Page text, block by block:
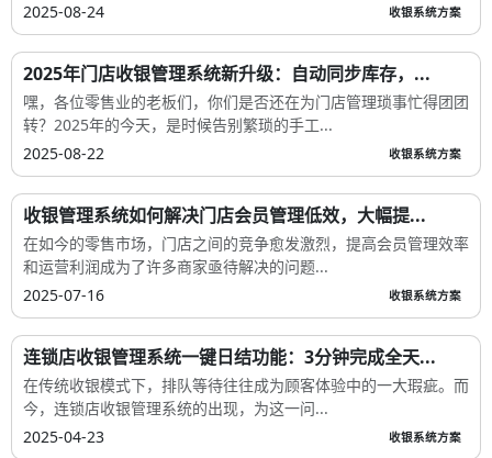
2025-08-24
收银系统方案
2025年门店收银管理系统新升级：自动同步库存，...
嘿，各位零售业的老板们，你们是否还在为门店管理琐事忙得团团
转？2025年的今天，是时候告别繁琐的手工...
2025-08-22
收银系统方案
收银管理系统如何解决门店会员管理低效，大幅提...
在如今的零售市场，门店之间的竞争愈发激烈，提高会员管理效率
和运营利润成为了许多商家亟待解决的问题...
2025-07-16
收银系统方案
连锁店收银管理系统一键日结功能：3分钟完成全天...
在传统收银模式下，排队等待往往成为顾客体验中的一大瑕疵。而
今，连锁店收银管理系统的出现，为这一问...
2025-04-23
收银系统方案